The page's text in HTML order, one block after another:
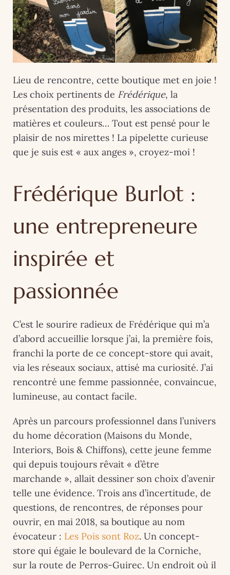
Lieu de rencontre, cette boutique met en joie !
Les choix pertinents de Frédérique, la
présentation des produits, les associations de
matières et couleurs… Tout est pensé pour le
plaisir de nos mirettes ! La pipelette curieuse
que je suis est « aux anges », croyez-moi !
Frédérique Burlot :
une entrepreneure
inspirée et
passionnée
C’est le sourire radieux de Frédérique qui m’a
d’abord accueillie lorsque j’ai, la première fois,
franchi la porte de ce concept-store qui avait,
via les réseaux sociaux, attisé ma curiosité. J’ai
rencontré une femme passionnée, convaincue,
lumineuse, au contact facile.
Après un parcours professionnel dans l’univers
du home décoration (Maisons du Monde,
Interiors, Bois & Chiffons), cette jeune femme
qui depuis toujours rêvait « d’être
marchande », allait dessiner son choix d’avenir
telle une évidence. Trois ans d’incertitude, de
questions, de rencontres, de réponses pour
ouvrir, en mai 2018, sa boutique au nom
évocateur : Les Pois sont Roz. Un concept-
store qui égaie le boulevard de la Corniche,
sur la route de Perros-Guirec. Un endroit où il